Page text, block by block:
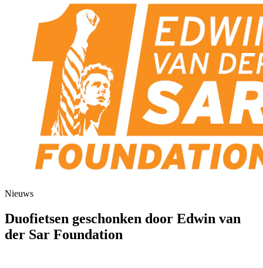
Nieuws
Duofietsen geschonken door Edwin van
der Sar Foundation